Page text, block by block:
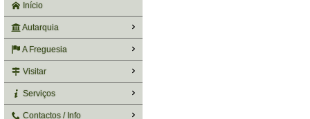
Início
Autarquia
A Freguesia
Visitar
Serviços
Contactos / Info